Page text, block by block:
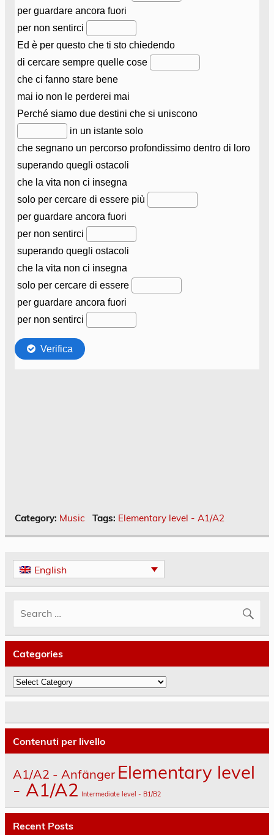
Category: Music Tags: Elementary level - A1/A2
English
Categories
Categories
Contenuti per livello
A1/A2 - Anfänger Elementary level
- A1/A2 Intermediate level - B1/B2
Recent Posts